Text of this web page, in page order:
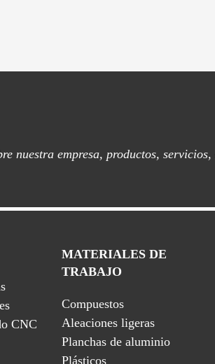
nuestra empresa, productos, servicios,
CNC
MATERIALES DE
TRABAJO
Compuestos
Aleaciones ligeras
Planchas de aluminio
Plásticos